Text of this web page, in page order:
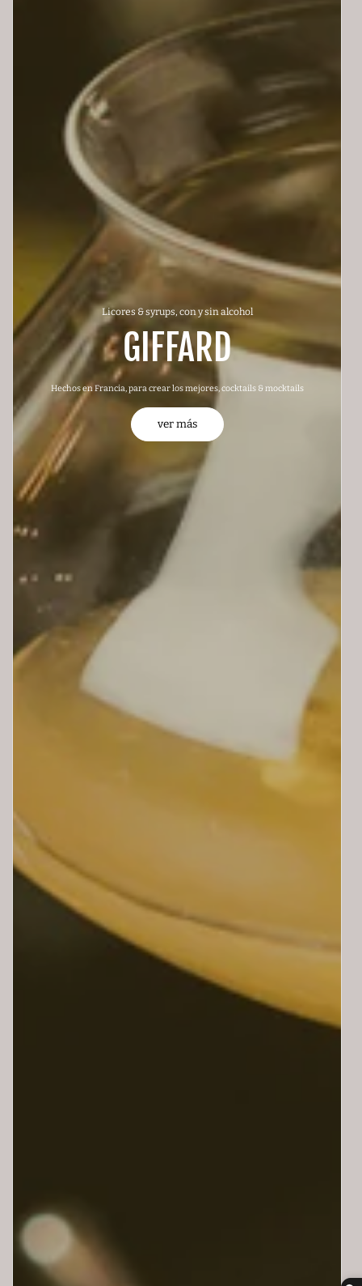
Licores & syrups, con y sin alcohol
GIFFARD
Hechos en Francia, para crear los mejores, cocktails & mocktails
ver más